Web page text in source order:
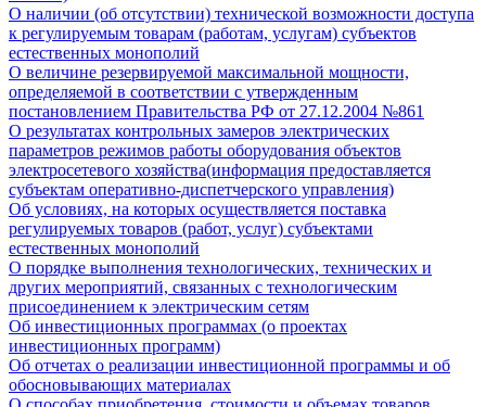
О наличии (об отсутствии) технической возможности доступа
к регулируемым товарам (работам, услугам) субъектов
естественных монополий
О величине резервируемой максимальной мощности,
определяемой в соответствии с утвержденным
постановлением Правительства РФ от 27.12.2004 №861
О результатах контрольных замеров электрических
параметров режимов работы оборудования объектов
электросетевого хозяйства(информация предоставляется
субъектам оперативно-диспетчерского управления)
Об условиях, на которых осуществляется поставка
регулируемых товаров (работ, услуг) субъектами
естественных монополий
О порядке выполнения технологических, технических и
других мероприятий, связанных с технологическим
присоединением к электрическим сетям
Об инвестиционных программах (о проектах
инвестиционных программ)
Об отчетах о реализации инвестиционной программы и об
обосновывающих материалах